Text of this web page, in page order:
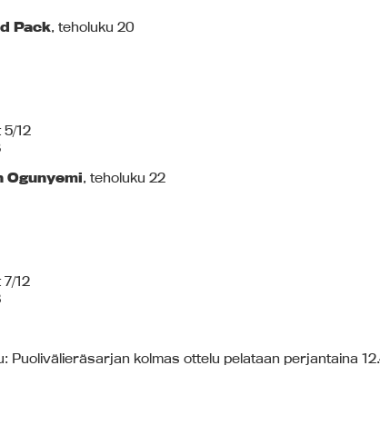
Pack, teholuku 20
12
Ogunyemi, teholuku 22
12
Puolivälieräsarjan kolmas ottelu pelataan perjantaina